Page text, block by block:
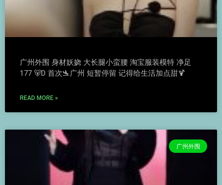
广州外围 身材妖娆 大长腿小蛮腰 淘宝服装模特 净足
177 🐻D 首次🛬广州 短暂停留 记得给生活加点甜🍹
READ MORE »
广州外围